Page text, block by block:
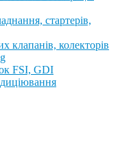
стартерів,
клапанів, колекторів
FSI, GDI